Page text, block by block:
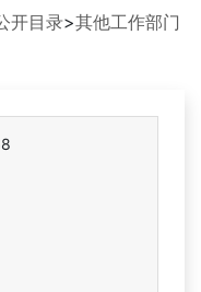
开目录>其他工作部门